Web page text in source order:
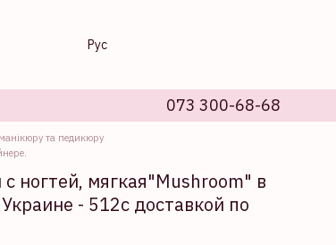
Рус
073 300-68-68
та педикюру
ногтей, мягкая"Mushroom" в
- 512с доставкой по